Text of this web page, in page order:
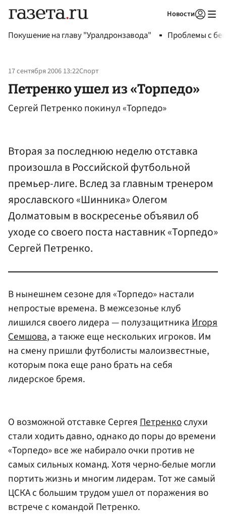
Новости
Покушение на главу "Уралдронзавода" Проблемы с
17 сентября 2006 13:22Спорт
Петренко ушел из «Торпедо»
Сергей Петренко покинул «Торпедо»
Вторая за последнюю неделю отставка
произошла в Российской футбольной
премьер-лиге. Вслед за главным тренером
ярославского «Шинника» Олегом
Долматовым в воскресенье объявил об
уходе со своего поста наставник «Торпедо»
Сергей Петренко.
В нынешнем сезоне для «Торпедо» настали
непростые времена. В межсезонье клуб
лишился своего лидера — полузащитника Игоря
Семшова, а также еще нескольких игроков. Им
на смену пришли футболисты малоизвестные,
которым пока еще рано брать на себя
лидерское бремя.
О возможной отставке СергеяПетренкослухи
стали ходить давно, однако до поры до времени
«Торпедо» все же набирало очки против не
самых сильных команд. Хотя черно-белые могли
портить жизнь и многим лидерам. Тот же самый
ЦСКА с большим трудом ушел от поражения во
встрече с командой Петренко.